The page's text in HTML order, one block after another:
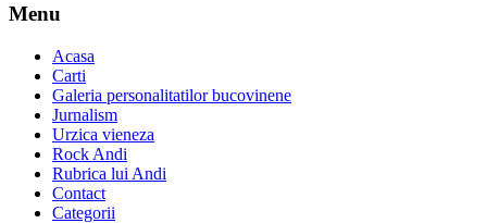
Menu
Acasa
Carti
Galeria personalitatilor bucovinene
Jurnalism
Urzica vieneza
Rock Andi
Rubrica lui Andi
Contact
Categorii